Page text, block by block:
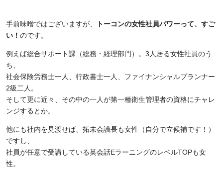
手前味噌ではございますが、
トーコンの女性社員パワーって、すご
い！ のです。
例えば総合サポート課（総務・経理部門）。 3 人居る女性社員のう
ち、
社会保険労務士一人、行政書士一人、ファイナンシャルプランナー
2級二人。
そして更に近々、その中の一人が第一種衛生管理者の資格にチャレ
ンジするとか。
他にも社内を見渡せば、拓未会議長も女性（自分で立候補です！）
ですし、
社員が任意で受講している英会話EラーニングのレベルTOPも女
性。